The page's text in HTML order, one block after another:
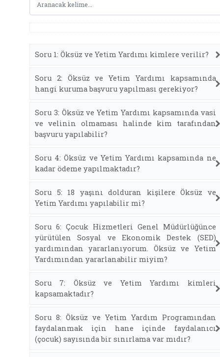
Soru 1: Öksüz ve Yetim Yardımı kimlere verilir?
Soru 2: Öksüz ve Yetim Yardımı kapsamında
hangi kuruma başvuru yapılması gerekiyor?
Soru 3: Öksüz ve Yetim Yardımı kapsamında vasi
ve velinin olmaması halinde kim tarafından
başvuru yapılabilir?
Soru 4: Öksüz ve Yetim Yardımı kapsamında ne
kadar ödeme yapılmaktadır?
Soru 5: 18 yaşını dolduran kişilere Öksüz ve
Yetim Yardımı yapılabilir mi?
Soru 6: Çocuk Hizmetleri Genel Müdürlüğünce
yürütülen Sosyal ve Ekonomik Destek (SED)
yardımından yararlanıyorum. Öksüz ve Yetim
Yardımından yararlanabilir miyim?
Soru 7: Öksüz ve Yetim Yardımı kimleri
kapsamaktadır?
Soru 8: Öksüz ve Yetim Yardım Programından
faydalanmak için hane içinde faydalanıcı
(çocuk) sayısında bir sınırlama var mıdır?